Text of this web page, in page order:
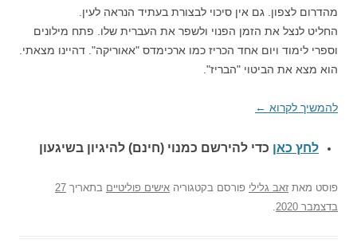
מהדרום לצפון. גם אין סיכוי לבצורת בעתיד הנראה לעין.
החליט לנצל את הזמן הפנוי ולשפר את העברית שלו. פתח מילונים
וספרי לימוד ויום אחד הכריז כמו ארכימדס "אאוריקה". דהיינו מצאתי.
הוא מצא את הביטוי "הבריז".
להמשיך לקרוא ←
לחץ כאן כדי להירשם כמנוי (חינם) להיגיון בשיגעון
פוסט מאת זאב גלילי פורסם בקטגוריה אישים פוליטיים בתאריך 27
בדצמבר 2020